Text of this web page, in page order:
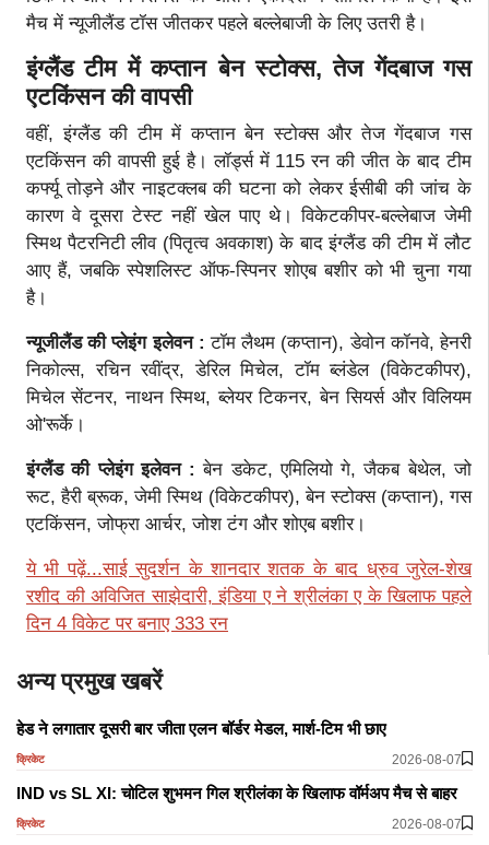
मैच में न्यूजीलैंड टॉस जीतकर पहले बल्लेबाजी के लिए उतरी है।
इंग्लैंड टीम में कप्तान बेन स्टोक्स, तेज गेंदबाज गस
एटकिंसन की वापसी
वहीं, इंग्लैंड की टीम में कप्तान बेन स्टोक्स और तेज गेंदबाज गस
एटकिंसन की वापसी हुई है। लॉर्ड्स में 115 रन की जीत के बाद टीम
कर्फ्यू तोड़ने और नाइटक्लब की घटना को लेकर ईसीबी की जांच के
कारण वे दूसरा टेस्ट नहीं खेल पाए थे। विकेटकीपर-बल्लेबाज जेमी
स्मिथ पैटरनिटी लीव (पितृत्व अवकाश) के बाद इंग्लैंड की टीम में लौट
आए हैं, जबकि स्पेशलिस्ट ऑफ-स्पिनर शोएब बशीर को भी चुना गया
है।
न्यूजीलैंड की प्लेइंग इलेवन :टॉम लैथम (कप्तान), डेवोन कॉनवे, हेनरी
निकोल्स, रचिन रवींद्र, डेरिल मिचेल, टॉम ब्लंडेल (विकेटकीपर),
मिचेल सेंटनर, नाथन स्मिथ, ब्लेयर टिकनर, बेन सियर्स और विलियम
ओ'रूर्के।
इंग्लैंड की प्लेइंग इलेवन :बेन डकेट, एमिलियो गे, जैकब बेथेल, जो
रूट, हैरी ब्रूक, जेमी स्मिथ (विकेटकीपर), बेन स्टोक्स (कप्तान), गस
एटकिंसन, जोफ्रा आर्चर, जोश टंग और शोएब बशीर।
ये भी पढ़ें...साई सुदर्शन के शानदार शतक के बाद ध्रुव जुरेल-शेख
रशीद की अविजित साझेदारी, इंडिया ए ने श्रीलंका ए के खिलाफ पहले
दिन 4 विकेट पर बनाए 333 रन
अन्य प्रमुख खबरें
हेड ने लगातार दूसरी बार जीता एलन बॉर्डर मेडल, मार्श-टिम भी छाए
क्रिकेट 2026-08-07
IND vs SL XI: चोटिल शुभमन गिल श्रीलंका के खिलाफ वॉर्मअप मैच से बाहर
क्रिकेट 2026-08-07